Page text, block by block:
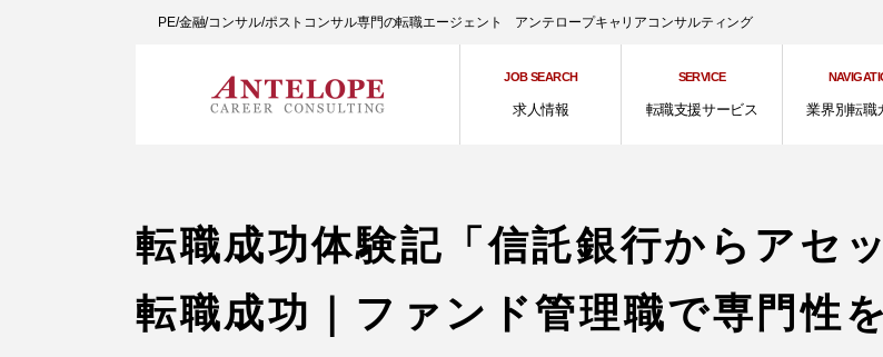
PE/金融/コンサル/ポストコンサル専門の転職エージェント アンテロープキャリアコンサルティング
JOB SEARCH
求人情報
SERVICE
転職支援サービス 業界別転職
転職成功体験記「信託銀行からアセ
転職成功｜ファンド管理職で専門性